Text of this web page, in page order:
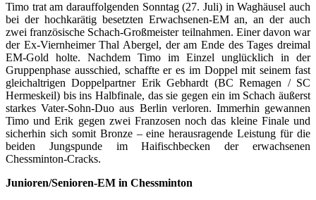
Timo trat am darauffolgenden Sonntag (27. Juli) in Waghäusel auch
bei der hochkarätig besetzten Erwachsenen-EM an, an der auch
zwei französische Schach-Großmeister teilnahmen. Einer davon war
der Ex-Viernheimer Thal Abergel, der am Ende des Tages dreimal
EM-Gold holte. Nachdem Timo im Einzel unglücklich in der
Gruppenphase ausschied, schaffte er es im Doppel mit seinem fast
gleichaltrigen Doppelpartner Erik Gebhardt (BC Remagen / SC
Hermeskeil) bis ins Halbfinale, das sie gegen ein im Schach äußerst
starkes Vater-Sohn-Duo aus Berlin verloren. Immerhin gewannen
Timo und Erik gegen zwei Franzosen noch das kleine Finale und
sicherhin sich somit Bronze – eine herausragende Leistung für die
beiden Jungspunde im Haifischbecken der erwachsenen
Chessminton-Cracks.
Junioren/Senioren-EM in Chessminton